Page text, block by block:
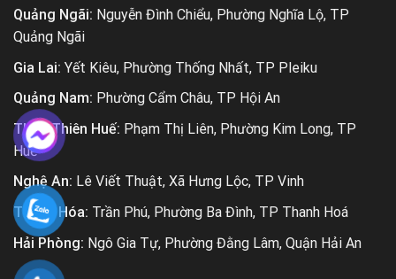
Quảng Ngãi: Nguyễn Đình Chiểu, Phường Nghĩa Lộ, TP
Quảng Ngãi
Gia Lai: Yết Kiêu, Phường Thống Nhất, TP Pleiku
Quảng Nam: Phường Cẩm Châu, TP Hội An
Thừa Thiên Huế: Phạm Thị Liên, Phường Kim Long, TP
Huế
Nghệ An: Lê Viết Thuật, Xã Hưng Lộc, TP Vinh
Thanh Hóa: Trần Phú, Phường Ba Đình, TP Thanh Hoá
Hải Phòng: Ngô Gia Tự, Phường Đằng Lâm, Quận Hải An